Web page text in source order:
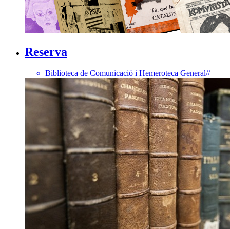
Reserva
Biblioteca de Comunicació i Hemeroteca General//